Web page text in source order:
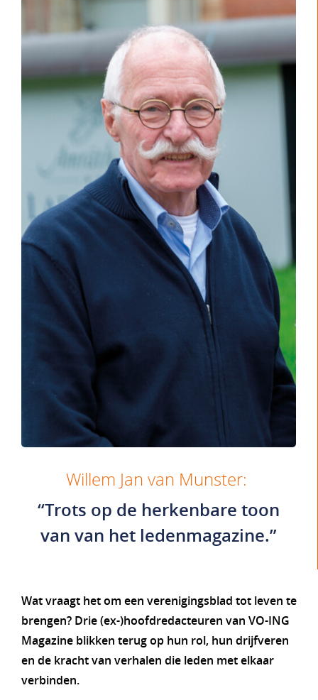
Willem Jan van Munster:
“Trots op de herkenbare toon
van van het ledenmagazine.”
Wat vraagt het om een verenigingsblad tot leven te
brengen? Drie (ex-)hoofdredacteuren van VO-ING
Magazine blikken terug op hun rol, hun drijfveren
en de kracht van verhalen die leden met elkaar
verbinden.